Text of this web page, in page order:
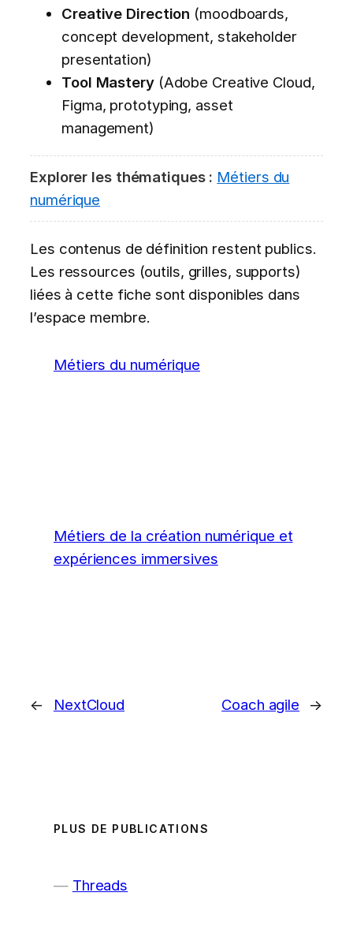
Creative Direction (moodboards,
concept development, stakeholder
presentation)
Tool Mastery(Adobe Creative Cloud,
Figma, prototyping, asset
management)
Explorer les thématiques : Métiers du
numérique
Les contenus de définition restent publics.
Les ressources (outils, grilles, supports)
liées à cette fiche sont disponibles dans
l’espace membre.
Métiers du numérique
Métiers de la création numérique et
expériences immersives
← NextCloud Coach agile →
PLUS DE PUBLICATIONS
Threads